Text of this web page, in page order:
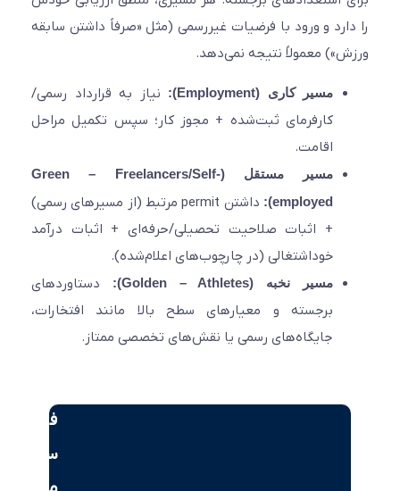
و ورود با فرضیات غیررسمی (مثل «صرفاً داشتن سابقه
معمولاً نتیجه نمی‌دهد.
مسیر کاری (Employment):
نیاز به قرارداد رسمی/
کارفرمای ثبت‌شده + مجوز کار؛ سپس تکمیل مراحل
مسیر مستقل (Green – Freelancers/Self-
employed):
داشتن permit مرتبط (از مسیرهای رسمی)
+ اثبات صلاحیت تحصیلی/حرفه‌ای + اثبات درآمد
خوداشتغالی (در چارچوب‌های اعلام‌شده).
مسیر نخبه (Golden – Athletes):
دستاوردهای
برجسته و معیارهای سطح بالا مانند افتخارات،
جایگاه‌های رسمی یا نقش‌های تخصصی ممتاز.
فرصت‌های
سرمایه‌گذاری